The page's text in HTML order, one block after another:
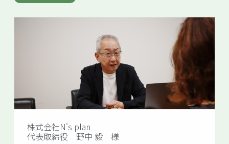
株式会社N's plan
代表取締役 野中 毅 様